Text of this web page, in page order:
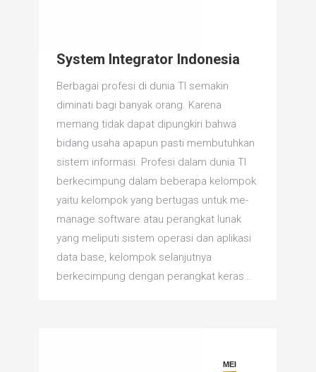
System Integrator Indonesia
Berbagai profesi di dunia TI semakin
diminati bagi banyak orang. Karena
memang tidak dapat dipungkiri bahwa
bidang usaha apapun pasti membutuhkan
sistem informasi. Profesi dalam dunia TI
berkecimpung dalam beberapa kelompok
yaitu kelompok yang bertugas untuk me-
manage software atau perangkat lunak
yang meliputi sistem operasi dan aplikasi
data base, kelompok selanjutnya
berkecimpung dengan perangkat keras…
MEI